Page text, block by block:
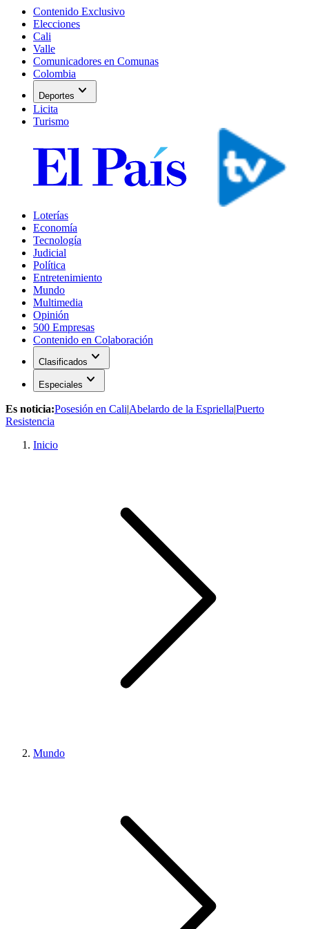
Contenido Exclusivo
Elecciones
Cali
Valle
Comunicadores en Comunas
Colombia
Deportes expand_more
Licita
Turismo
Loterías
Economía
Tecnología
Judicial
Política
Entretenimiento
Mundo
Multimedia
Opinión
500 Empresas
Contenido en Colaboración
Clasificados expand_more
Especiales expand_more
Es noticia:Posesión en Cali|Abelardo de la Espriella|Puerto
Resistencia
Inicio
Mundo